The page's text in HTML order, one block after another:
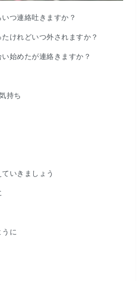
つ連絡吐きますか？
けれどいつ外されますか？
始めたが連絡きますか？
持ち
いきましょう
うに